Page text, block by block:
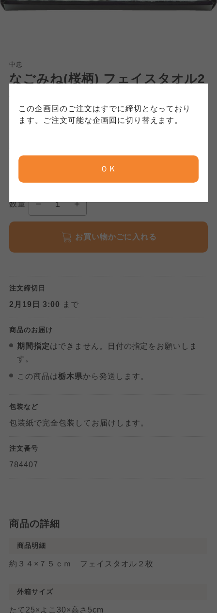
この企画回のご注文はすでに締切となっており
ます。ご注文可能な企画回に切り替えます。
ＯＫ
中忠
なごみね(桜柄) フェイスタオル2
本体2,000円(税込2,200 円)
ルタオルのセット。どなたにもお使いいただけ
る”さくさ”をモチーフにしました。
数量
お買い物かごに入れる
注文締切日
2月19日 3:00 まで
商品のお届け
期間指定はできません。日付の指定をお願いしま
す。
この商品は栃木県から発送します。
包装など
包装紙で完全包装してお届けします。
注文番号
784407
商品の詳細
商品明細
約３４×７５ｃｍ フェイスタオル２枚
外箱サイズ
たて25×よこ30×高さ5cm
このサイトは7つの生協から業務委託を受けて、
れています。
コープしが
ならコープ
よどがわ市民生協
かりしている個人情報については、コープ事業
保護方針」については各生協のボタンをクリッ
クしてご確認ください。
コープしが
ならコープ
おおさかパルコープ
このサイトは7つの生協から業務委託を受けて、
ご確認ください。
コープしが
ならコープ
よどがわ市民生協